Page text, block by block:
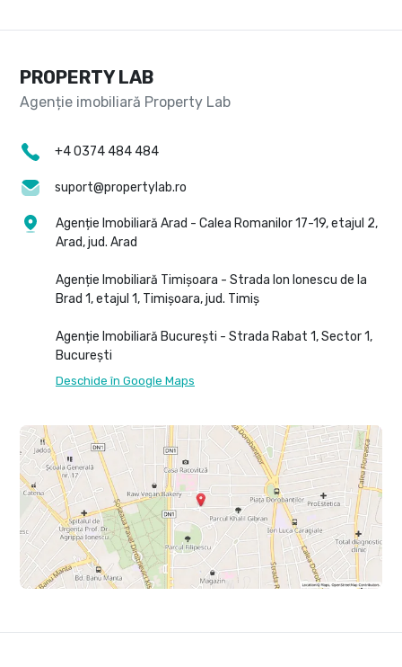
PROPERTY LAB
+4 0374 484 484
suport@propertylab.ro
Agenție Imobiliară Arad - Calea Romanilor 17-19, etajul 2,
Arad, jud. Arad
Agenție Imobiliară Timișoara - Strada Ion Ionescu de la
Brad 1, etajul 1, Timișoara, jud. Timiș
Agenție Imobiliară București - Strada Rabat 1, Sector 1,
București
Deschide în Google Maps